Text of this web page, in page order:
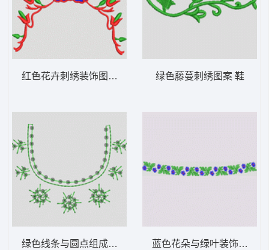
红色花卉刺绣装饰图案 鞋
绿色线条与圆点组成的抽象图案 鞋
绿色藤蔓刺绣图案 鞋
蓝色花朵与绿叶装饰图案 鞋